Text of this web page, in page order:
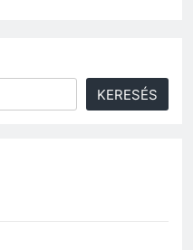
KERESÉS